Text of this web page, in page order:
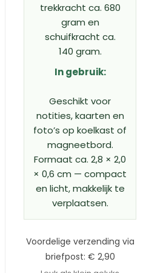
trekkracht ca. 680
gram en
schuifkracht ca.
140 gram.
In gebruik:
Geschikt voor
notities, kaarten en
foto’s op koelkast of
magneetbord.
Formaat ca. 2,8 × 2,0
× 0,6 cm — compact
en licht, makkelijk te
verplaatsen.
Voordelige verzending via
briefpost: € 2,90